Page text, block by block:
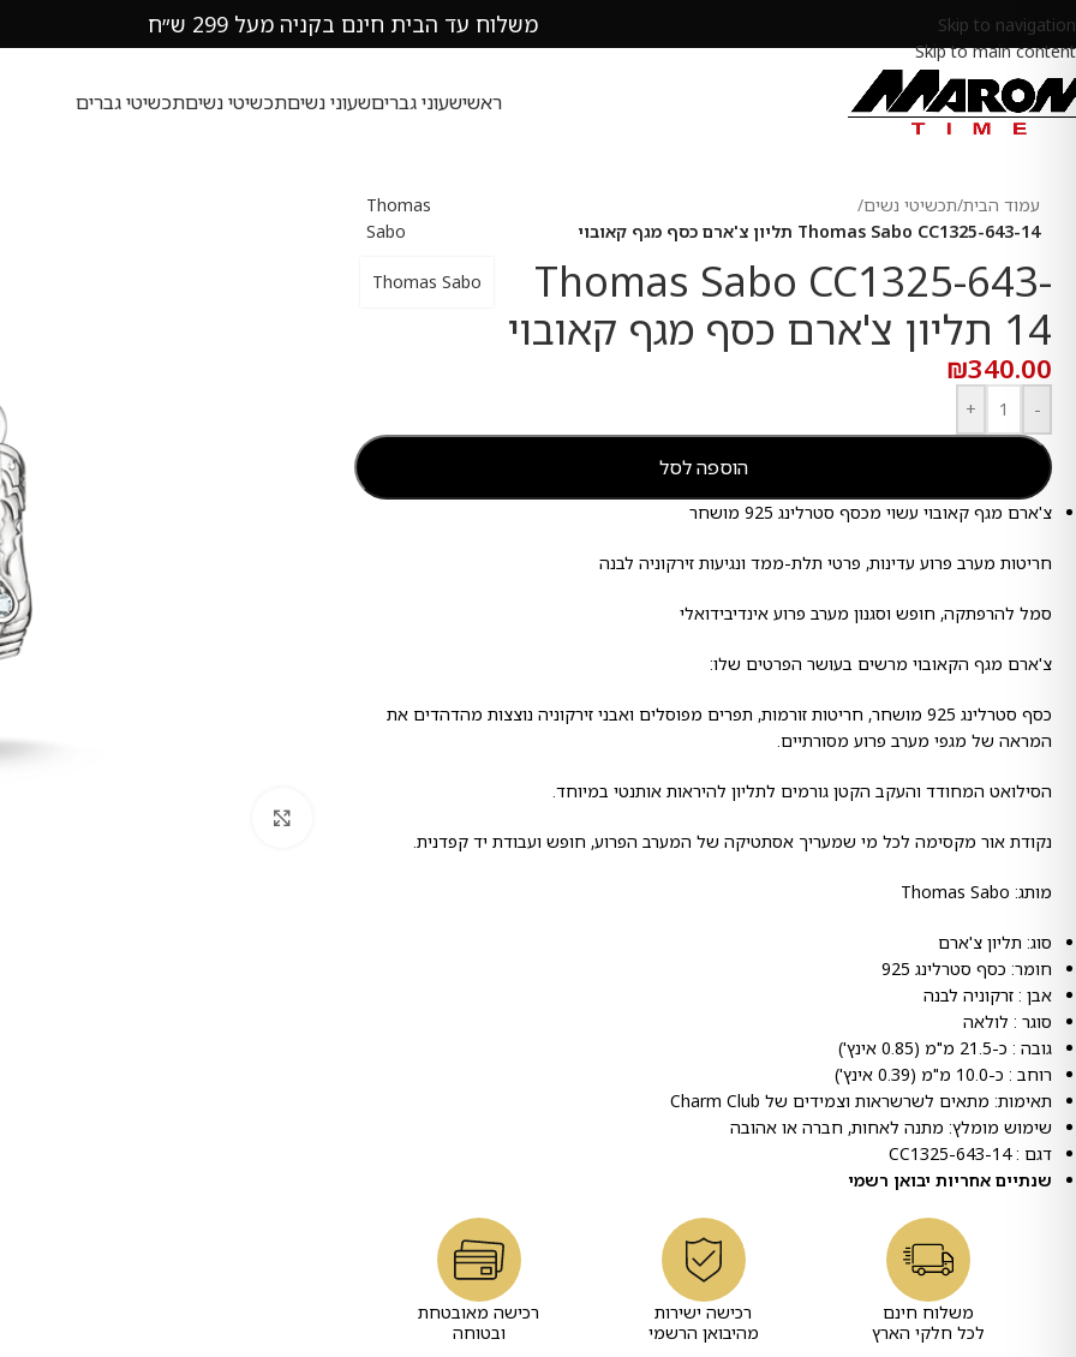
Skip to navigation
Skip to main content
משלוח עד הבית חינם בקניה מעל 299 ש״ח
ראשישעוני גבריםשעוני נשיםתכשיטי נשיםתכשיטי גברים
עמוד הבית/תכשיטי נשים/
Thomas Sabo CC1325-643-14 תליון צ'ארם כסף מגף קאובוי
Thomas
Sabo
Thomas Sabo CC1325-643-
14 תליון צ'ארם כסף מגף קאובוי
Thomas Sabo
₪340.00
-
+
הוספה לסל
צ'ארם מגף קאובוי עשוי מכסף סטרלינג 925 מושחר
חריטות מערב פרוע עדינות, פרטי תלת-ממד ונגיעות זירקוניה לבנה
סמל להרפתקה, חופש וסגנון מערב פרוע אינדיבידואלי
צ'ארם מגף הקאובוי מרשים בעושר הפרטים שלו:
כסף סטרלינג 925 מושחר, חריטות זורמות, תפרים מפוסלים ואבני זירקוניה נוצצות מהדהדים את
המראה של מגפי מערב פרוע מסורתיים.
הסילואט המחודד והעקב הקטן גורמים לתליון להיראות אותנטי במיוחד.
נקודת אור מקסימה לכל מי שמעריך אסתטיקה של המערב הפרוע, חופש ועבודת יד קפדנית.
מותג: Thomas Sabo
סוג: תליון צ'ארם
חומר: כסף סטרלינג 925
אבן : זרקוניה לבנה
סוגר : לולאה
גובה : כ-21.5 מ"מ (0.85 אינץ')
רוחב : כ-10.0 מ"מ (0.39 אינץ')
תאימות: מתאים לשרשראות וצמידים של Charm Club
שימוש מומלץ: מתנה לאחות, חברה או אהובה
דגם : CC1325-643-14
שנתיים אחריות יבואן רשמי
משלוח חינם
לכל חלקי הארץ
רכישה ישירות
מהיבואן הרשמי
רכישה מאובטחת
ובטוחה